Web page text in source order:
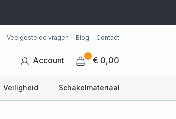
Veelgestelde vragen Blog Contact
Account € 0,00
Veiligheid Schakelmateriaal